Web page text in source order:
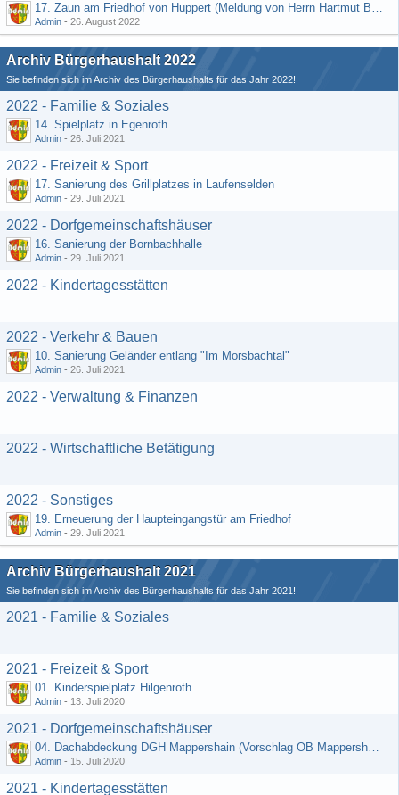
17. Zaun am Friedhof von Huppert (Meldung von Herrn Hartmut Bender)
Admin - 26. August 2022
Archiv Bürgerhaushalt 2022
Sie befinden sich im Archiv des Bürgerhaushalts für das Jahr 2022!
2022 - Familie & Soziales
14. Spielplatz in Egenroth
Admin - 26. Juli 2021
2022 - Freizeit & Sport
17. Sanierung des Grillplatzes in Laufenselden
Admin - 29. Juli 2021
2022 - Dorfgemeinschaftshäuser
16. Sanierung der Bornbachhalle
Admin - 29. Juli 2021
2022 - Kindertagesstätten
2022 - Verkehr & Bauen
10. Sanierung Geländer entlang "Im Morsbachtal"
Admin - 26. Juli 2021
2022 - Verwaltung & Finanzen
2022 - Wirtschaftliche Betätigung
2022 - Sonstiges
19. Erneuerung der Haupteingangstür am Friedhof
Admin - 29. Juli 2021
Archiv Bürgerhaushalt 2021
Sie befinden sich im Archiv des Bürgerhaushalts für das Jahr 2021!
2021 - Familie & Soziales
2021 - Freizeit & Sport
01. Kinderspielplatz Hilgenroth
Admin - 13. Juli 2020
2021 - Dorfgemeinschaftshäuser
04. Dachabdeckung DGH Mappershain (Vorschlag OB Mappershain vom 01.07.2020)
Admin - 15. Juli 2020
2021 - Kindertagesstätten